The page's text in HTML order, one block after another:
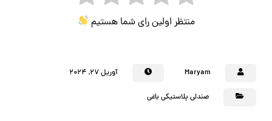
منتظر اولین رای شما هستیم
Maryam آوریل ۲۷, ۲۰۲۴
صندلی پلاستیکی باغی